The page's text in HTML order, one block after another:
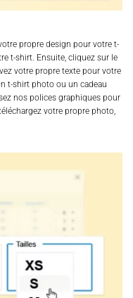
propre design pour votre t-
t-shirt. Ensuite, cliquez sur le
votre propre texte pour votre
t-shirt photo ou un cadeau
nos polices graphiques pour
votre propre photo,